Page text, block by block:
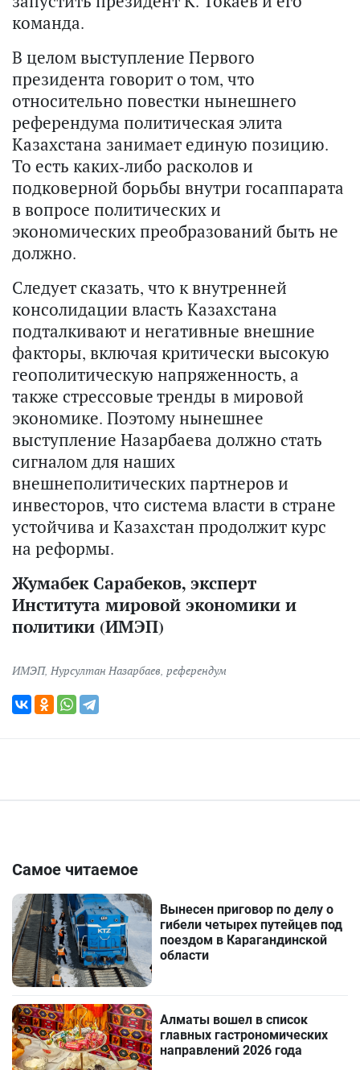
команда.
В целом выступление Первого
президента говорит о том, что
относительно повестки нынешнего
референдума политическая элита
Казахстана занимает единую позицию.
То есть каких-либо расколов и
подковерной борьбы внутри госаппарата
в вопросе политических и
экономических преобразований быть не
должно.
Следует сказать, что к внутренней
консолидации власть Казахстана
подталкивают и негативные внешние
факторы, включая критически высокую
геополитическую напряженность, а
также стрессовые тренды в мировой
экономике. Поэтому нынешнее
выступление Назарбаева должно стать
сигналом для наших
внешнеполитических партнеров и
инвесторов, что система власти в стране
устойчива и Казахстан продолжит курс
на реформы.
Жумабек Сарабеков, эксперт
Института мировой экономики и
политики (ИМЭП)
ИМЭП, Нурсултан Назарбаев, референдум
Самое читаемое
Вынесен приговор по делу о
гибели четырех путейцев под
поездом в Карагандинской
области
Алматы вошел в список
главных гастрономических
направлений 2026 года